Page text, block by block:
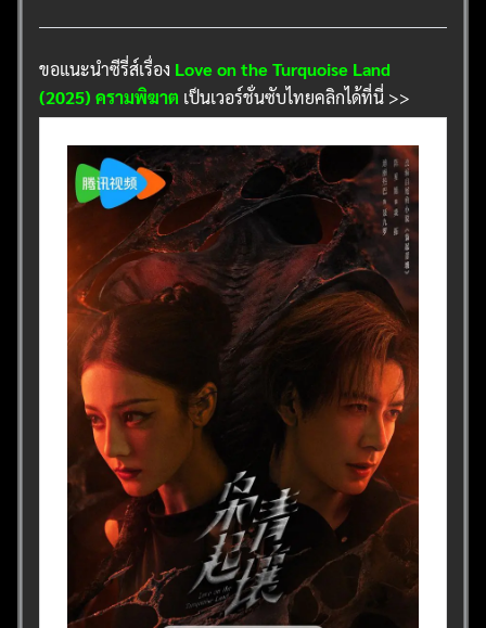
ขอแนะนำซีรี่ส์เรื่อง Love on the Turquoise Land
(2025) ครามพิฆาต เป็นเวอร์ชั่นซับไทยคลิกได้ที่นี่ >>